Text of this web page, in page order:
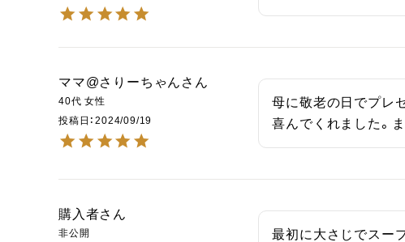
ママ@さりーちゃん
40代 女性
投稿日
2024/09/19
母に敬老の日でプレ
喜んでくれました。
購入者
非公開
最初に大さじでスー